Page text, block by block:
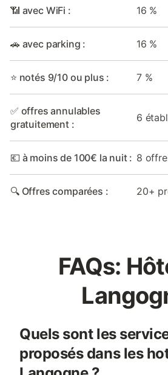
📶 avec WiFi : 16 %
🚗 avec parking : 16 %
⭐ notés 9/10 ou plus : 7 %
✅ offres annulables
gratuitement :
6
💶 à moins de 100€ la nuit : 8
🔍 Offres comparées : 20+
FAQs:
Quels sont les
proposés dans les